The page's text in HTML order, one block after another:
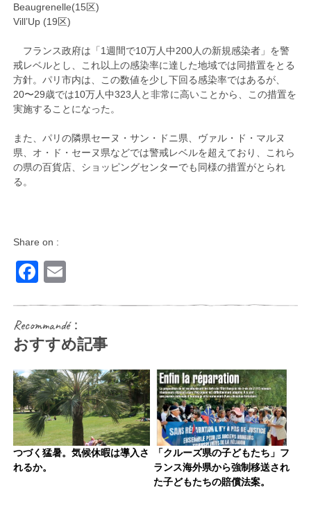
Beaugrenelle(15区)
Vill’Up (19区)
フランス政府は「1週間で10万人中200人の新規感染者」を警
戒レベルとし、これ以上の感染率に達した地域では同措置をとる
方針。パリ市内は、この数値を少し下回る感染率ではあるが、
20〜29歳では10万人中323人と非常に高いことから、この措置を
実施することになった。
また、パリの隣県セーヌ・サン・ドニ県、ヴァル・ド・マルヌ
県、オ・ド・セーヌ県などでは警戒レベルを超えており、これら
の県の百貨店、ショッピングセンターでも同様の措置がとられ
る。
Share on :
Facebook
Recommandé：
おすすめ記事
つづく猛暑。気候休暇は導入さ
れるか。
「クルーズ県の子どもたち」フ
ランス海外県から強制移送され
た子どもたちの賠償法案。